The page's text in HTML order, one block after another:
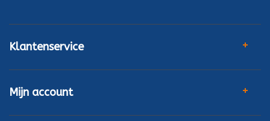
Klantenservice
Mijn account